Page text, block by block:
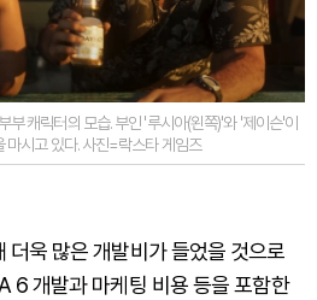
캐릭터의 모습. 부인 '루시아(왼쪽)'와 '제이슨'이
마시고 있다. 사진=락스타 게임즈
욱 많은 개발비가 들었을 것으로
6 개발과 마케팅 비용 등을 포함한